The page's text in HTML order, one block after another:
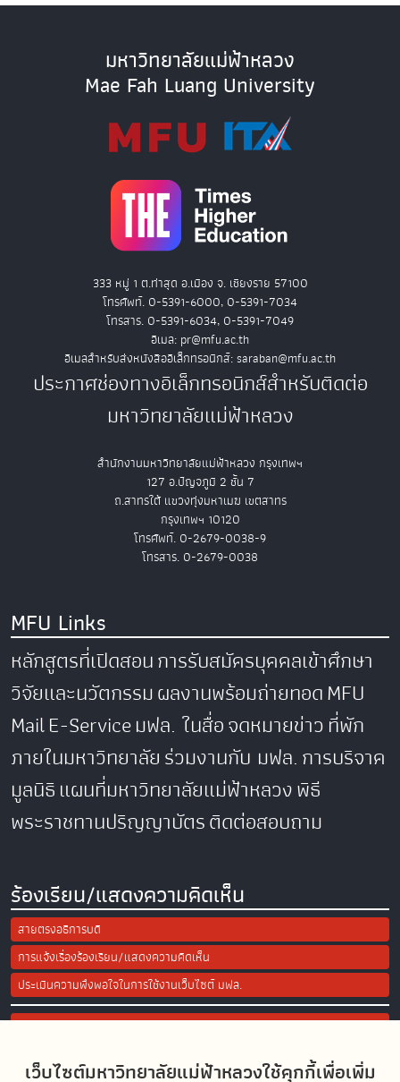
เว็บไซต์มหาวิทยาลัยแม่ฟ้าหลวงใช้คุกกี้เพื่อเพิ่ม
มหาวิทยาลัยแม่ฟ้าหลวง
Mae Fah Luang University
333 หมู่ 1 ต.ท่าสุด อ.เมือง จ. เชียงราย 57100
โทรศัพท์. 0-5391-6000, 0-5391-7034
โทรสาร. 0-5391-6034, 0-5391-7049
อีเมล: pr@mfu.ac.th
อีเมลสำหรับส่งหนังสืออิเล็กทรอนิกส์: saraban@mfu.ac.th
ประกาศช่องทางอิเล็กทรอนิกส์สำหรับติดต่อ
มหาวิทยาลัยแม่ฟ้าหลวง
สำนักงานมหาวิทยาลัยแม่ฟ้าหลวง กรุงเทพฯ
127 อ.ปัญจภูมิ 2 ชั้น 7
ถ.สาทรใต้ แขวงทุ่งมหาเมฆ เขตสาทร
กรุงเทพฯ 10120
โทรศัพท์. 0-2679-0038-9
โทรสาร. 0-2679-0038
MFU Links
หลักสูตรที่เปิดสอนการรับสมัครบุคคลเข้าศึกษา
วิจัยและนวัตกรรมผลงานพร้อมถ่ายทอดMFU
MailE-Serviceมฟล. ในสื่อจดหมายข่าวที่พัก
ภายในมหาวิทยาลัยร่วมงานกับ มฟล.การบริจาค
มูลนิธิแผนที่มหาวิทยาลัยแม่ฟ้าหลวงพิธี
พระราชทานปริญญาบัตรติดต่อสอบถาม
ร้องเรียน/แสดงความคิดเห็น
สายตรงอธิการบดี
การแจ้งเรื่องร้องเรียน/แสดงความคิดเห็น
ประเมินความพึงพอใจในการใช้งานเว็บไซต์ มฟล.
Site Map